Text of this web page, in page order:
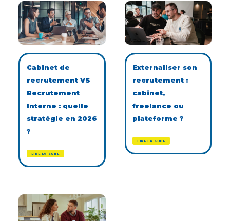
Cabinet de
recrutement VS
Recrutement
Interne : quelle
stratégie en 2026
?
LIRE LA SUITE
Externaliser son
recrutement :
cabinet,
freelance ou
plateforme ?
LIRE LA SUITE